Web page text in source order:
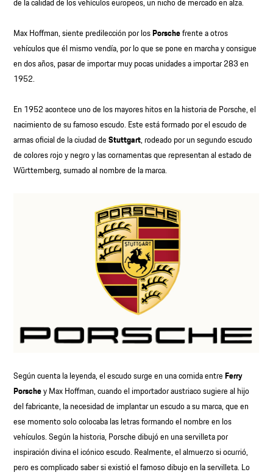
de la calidad de los vehículos europeos, un nicho de mercado en alza.
Max Hoffman, siente predilección por losPorschefrente a otros
vehículos que él mismo vendía, por lo que se pone en marcha y consigue
en dos años, pasar de importar muy pocas unidades a importar 283 en
1952.
En 1952 acontece uno de los mayores hitos en la historia de Porsche, el
nacimiento de su famoso escudo. Este está formado por el escudo de
armas oficial de la ciudad deStuttgart, rodeado por un segundo escudo
de colores rojo y negro y las cornamentas que representan al estado de
Württemberg, sumado al nombre de la marca.
Según cuenta la leyenda, el escudo surge en una comida entreFerry
Porschey Max Hoffman, cuando el importador austriaco sugiere al hijo
del fabricante, la necesidad de implantar un escudo a su marca, que en
ese momento solo colocaba las letras formando el nombre en los
vehículos. Según la historia, Porsche dibujó en una servilleta por
inspiración divina el icónico escudo. Realmente, el almuerzo si ocurrió,
pero es complicado saber si existió el famoso dibujo en la servilleta. Lo